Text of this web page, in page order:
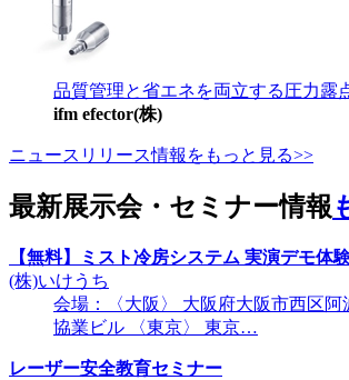
品質管理と省エネを両立する圧力
ifm efector(株)
ニュースリリース情報をもっと見る>>
最新展示会・セミナー情報
【無料】ミスト冷房システム 実演デモ体
(株)いけうち
会場：〈大阪〉 大阪府大阪市西区阿
協業ビル 〈東京〉 東京…
レーザー安全教育セミナー